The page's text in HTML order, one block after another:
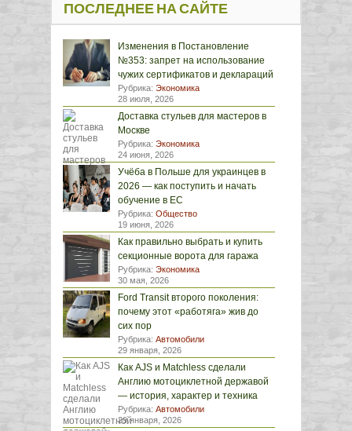
ПОСЛЕДНЕЕ НА САЙТЕ
Изменения в Постановление
№353: запрет на использование
чужих сертификатов и деклараций
Рубрика: Экономика
28 июля, 2026
Доставка стульев для мастеров в
Москве
Рубрика: Экономика
24 июня, 2026
Учёба в Польше для украинцев в
2026 — как поступить и начать
обучение в ЕС
Рубрика: Общество
19 июня, 2026
Как правильно выбрать и купить
секционные ворота для гаража
Рубрика: Экономика
30 мая, 2026
Ford Transit второго поколения:
почему этот «работяга» жив до
сих пор
Рубрика: Автомобили
29 января, 2026
Как AJS и Matchless сделали
Англию мотоциклетной державой
— история, характер и техника
Рубрика: Автомобили
29 января, 2026